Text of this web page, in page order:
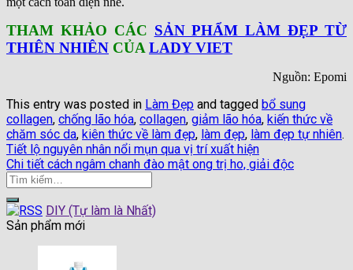
THAM KHẢO CÁC SẢN PHẨM LÀM ĐẸP TỪ
THIÊN NHIÊN CỦA LADY VIET
Nguồn: Epomi
This entry was posted in Làm Đẹp and tagged bổ sung
collagen, chống lão hóa, collagen, giảm lão hóa, kiến thức về
chăm sóc da, kiên thức về làm đẹp, làm đẹp, làm đẹp tự nhiên.
Tiết lộ nguyên nhân nổi mụn qua vị trí xuất hiện
Chi tiết cách ngâm chanh đào mật ong trị ho, giải độc
DIY (Tự làm là Nhất)
Sản phẩm mới